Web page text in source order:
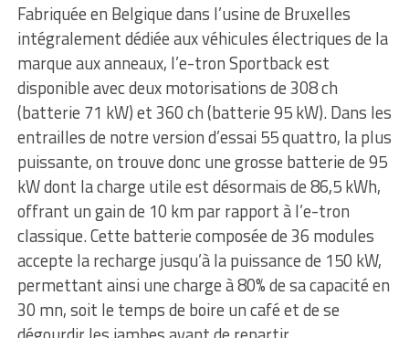
Fabriquée en Belgique dans l’usine de Bruxelles
intégralement dédiée aux véhicules électriques de la
marque aux anneaux, l’e-tron Sportback est
disponible avec deux motorisations de 308 ch
(batterie 71 kW) et 360 ch (batterie 95 kW). Dans les
entrailles de notre version d’essai 55 quattro, la plus
puissante, on trouve donc une grosse batterie de 95
kW dont la charge utile est désormais de 86,5 kWh,
offrant un gain de 10 km par rapport à l’e-tron
classique. Cette batterie composée de 36 modules
accepte la recharge jusqu’à la puissance de 150 kW,
permettant ainsi une charge à 80% de sa capacité en
30 mn, soit le temps de boire un café et de se